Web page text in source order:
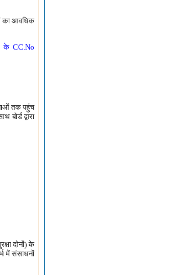
का आवधिक
के CC.No
तक पहुंच
द्वारा
दोनों) के
में संसाधनों